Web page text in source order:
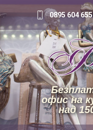
0895 604 655
офис на
над